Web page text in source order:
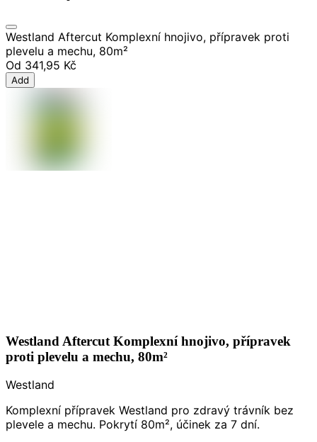
Westland Aftercut Komplexní hnojivo, přípravek proti
plevelu a mechu, 80m²
Od 341,95 Kč
Add
Westland Aftercut Komplexní hnojivo, přípravek
proti plevelu a mechu, 80m²
Westland
Komplexní přípravek Westland pro zdravý trávník bez
plevele a mechu. Pokrytí 80m², účinek za 7 dní.